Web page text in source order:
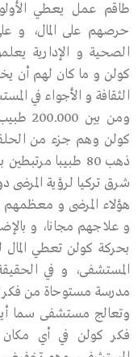
طاقم عمل يعطي
حرصهم على المال، و
الصحية و الإدارية
كولن و ما كان لهم أن
الثقافة و الأجواء في
ذهب 80 طبيبا
هؤلاء المرضى و
و علاجهم مجانا، و
بحركة كولن تعطي
المستشفى، و في
مدرسة مستوحاة من فكر
وتعالج مستشفى سما
فكر كولن في أي